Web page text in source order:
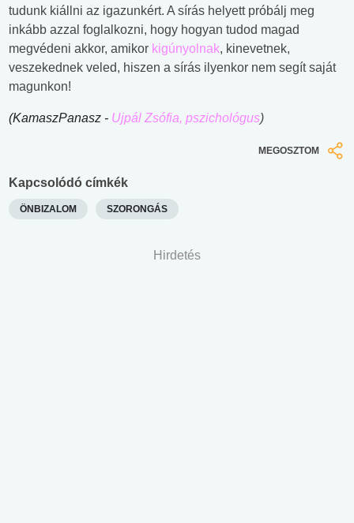
tudunk kiállni az igazunkért. A sírás helyett próbálj meg
inkább azzal foglalkozni, hogy hogyan tudod magad
megvédeni akkor, amikor kigúnyolnak, kinevetnek,
veszekednek veled, hiszen a sírás ilyenkor nem segít saját
magunkon!
(KamaszPanasz - Ujpál Zsófia, pszichológus)
MEGOSZTOM
Kapcsolódó címkék
ÖNBIZALOM SZORONGÁS
Hirdetés